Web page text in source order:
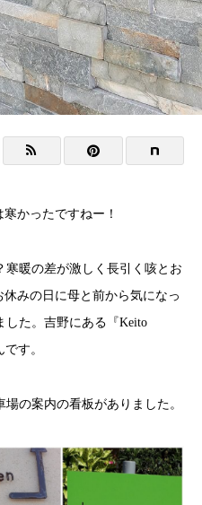
かったですねー！
寒暖の差が激しく長引く咳とお
みの日に母と前から気になっ
した。吉野にある『Keito
す。
の案内の看板がありました。